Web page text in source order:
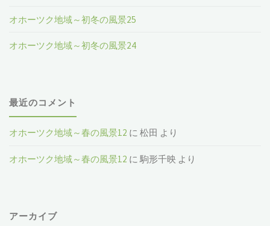
オホーツク地域～初冬の風景25
オホーツク地域～初冬の風景24
最近のコメント
オホーツク地域～春の風景12 に松田 より
オホーツク地域～春の風景12 に駒形千映 より
アーカイブ